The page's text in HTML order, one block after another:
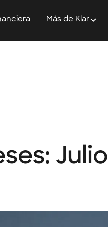
Más de Klar
Julio